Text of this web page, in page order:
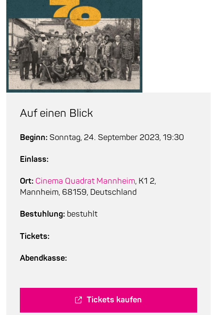
Auf einen Blick
Beginn: Sonntag, 24. September 2023, 19:30
Einlass:
Ort: Cinema Quadrat Mannheim, K1 2,
Mannheim, 68159, Deutschland
Bestuhlung: bestuhlt
Tickets:
Abendkasse:
Tickets kaufen